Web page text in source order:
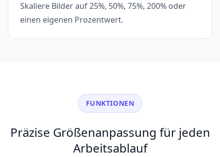
Skaliere Bilder auf 25%, 50%, 75%, 200% oder
einen eigenen Prozentwert.
FUNKTIONEN
Präzise Größenanpassung für jeden
Arbeitsablauf